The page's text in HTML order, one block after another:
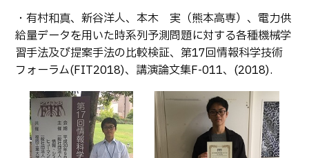
・有村和真、新谷洋人、本木 実（熊本高専）、電力供
給量データを用いた時系列予測問題に対する各種機械学
習手法及び提案手法の比較検証、第17回情報科学技術
フォーラム(FIT2018)、講演論文集F-011、(2018).
ツ等
キャリア関係
情報セキュリティ
図書館
アントレプレナーシップ
公開情報
その他
転職・Uターン就職
お問い合わせ